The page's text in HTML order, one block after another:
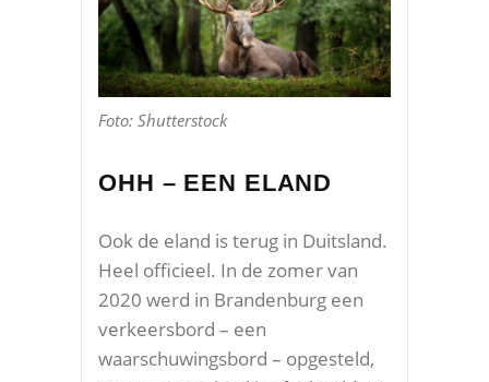
Foto: Shutterstock
OHH – EEN ELAND
Ook de eland is terug in Duitsland.
Heel officieel. In de zomer van
2020 werd in Brandenburg een
verkeersbord – een
waarschuwingsbord – opgesteld,